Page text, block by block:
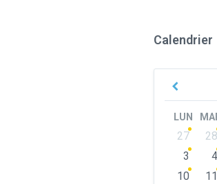
Calendrier
Previous
LUN
Skip
calendar
days
27 28
3
4
10
11